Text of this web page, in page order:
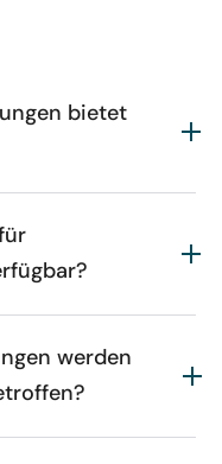
bietet
werden